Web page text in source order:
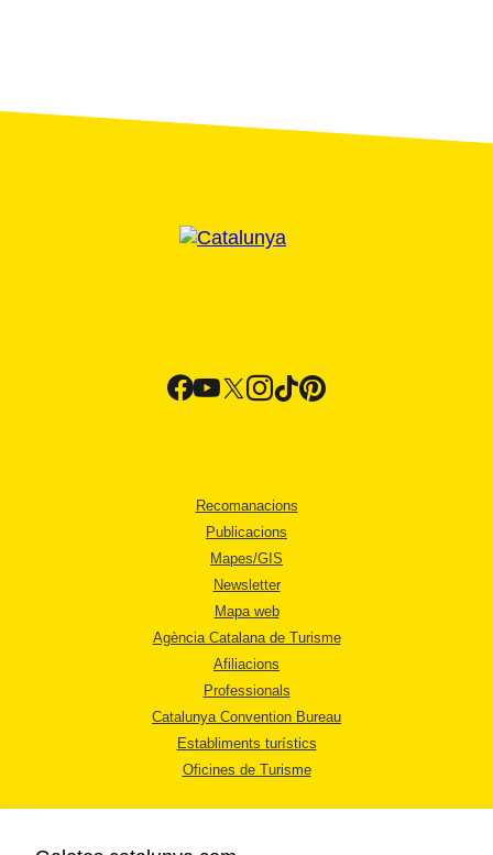
Recomanacions
Publicacions
Mapes/GIS
Newsletter
Mapa web
Agència Catalana de Turisme
Afiliacions
Professionals
Catalunya Convention Bureau
Establiments turístics
Oficines de Turisme